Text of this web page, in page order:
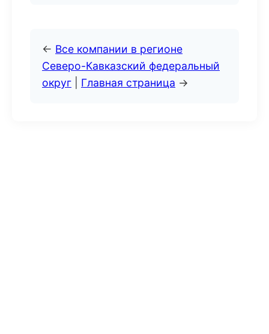
← Все компании в регионе
Северо-Кавказский федеральный
округ
Главная страница →